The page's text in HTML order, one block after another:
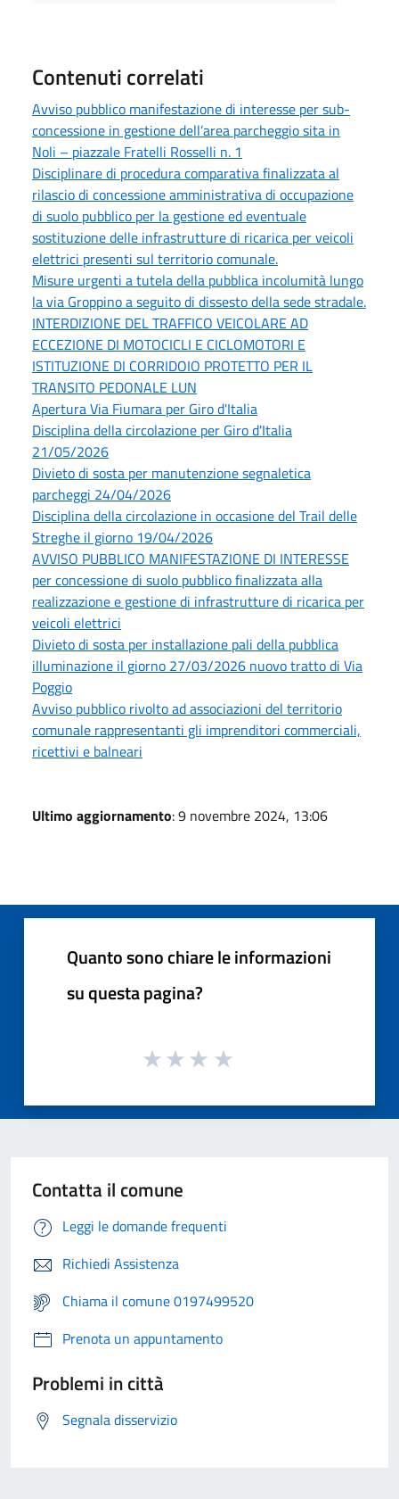
Contenuti correlati
Avviso pubblico manifestazione di interesse per sub-
concessione in gestione dell’area parcheggio sita in
Noli – piazzale Fratelli Rosselli n. 1
Disciplinare di procedura comparativa finalizzata al
rilascio di concessione amministrativa di occupazione
di suolo pubblico per la gestione ed eventuale
sostituzione delle infrastrutture di ricarica per veicoli
elettrici presenti sul territorio comunale.
Misure urgenti a tutela della pubblica incolumità lungo
la via Groppino a seguito di dissesto della sede stradale.
INTERDIZIONE DEL TRAFFICO VEICOLARE AD
ECCEZIONE DI MOTOCICLI E CICLOMOTORI E
ISTITUZIONE DI CORRIDOIO PROTETTO PER IL
TRANSITO PEDONALE LUN
Apertura Via Fiumara per Giro d'Italia
Disciplina della circolazione per Giro d'Italia
21/05/2026
Divieto di sosta per manutenzione segnaletica
parcheggi 24/04/2026
Disciplina della circolazione in occasione del Trail delle
Streghe il giorno 19/04/2026
AVVISO PUBBLICO MANIFESTAZIONE DI INTERESSE
per concessione di suolo pubblico finalizzata alla
realizzazione e gestione di infrastrutture di ricarica per
veicoli elettrici
Divieto di sosta per installazione pali della pubblica
illuminazione il giorno 27/03/2026 nuovo tratto di Via
Poggio
Avviso pubblico rivolto ad associazioni del territorio
comunale rappresentanti gli imprenditori commerciali,
ricettivi e balneari
Ultimo aggiornamento: 9 novembre 2024, 13:06
Quanto sono chiare le informazioni
su questa pagina?
Contatta il comune
Leggi le domande frequenti
Richiedi Assistenza
Chiama il comune 0197499520
Prenota un appuntamento
Problemi in città
Segnala disservizio